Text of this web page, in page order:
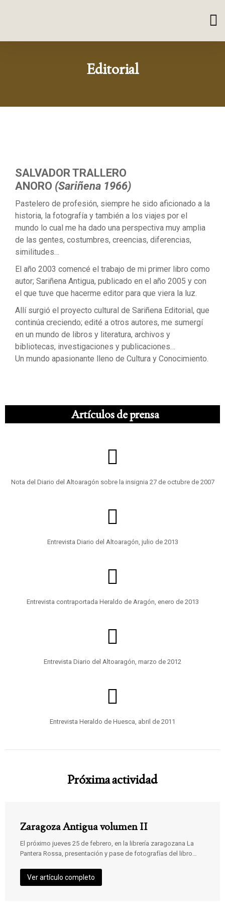
Editorial
SALVADOR TRALLERO
ANORO (Sariñena 1966)
Pastelero de profesión, siempre he sido aficionado a la
historia, la fotografía y también a los viajes por el
mundo lo cual me ha dado una perspectiva muy amplia
de las gentes, costumbres, creencias, diferencias,
similitudes…
El año 2003 comencé el trabajo de mi primer libro como
autor; Sariñena Antigua, publicado en el año 2005 y con
el que tuve que hacerme editor para que viera la luz.
Allí surgió el proyecto cultural de Sariñena Editorial, que
continúa creciendo; edité a otros autores, me sumergí
en un mundo de libros y literatura, archivos y
bibliotecas, investigaciones y publicaciones…
Un mundo apasionante lleno de Cultura y Conocimiento.
Artículos de prensa
Nota del Diario del Altoaragón sobre la insignia 27 de octubre de 2007
Entrevista Diario del Altoaragón, julio de 2013
Entrevista contraportada Heraldo de Aragón, enero de 2013
Entrevista Diario del Altoaragón, marzo de 2012
Entrevista Heraldo de Huesca, abril de 2011
Próxima actividad
Zaragoza Antigua volumen II
El próximo jueves 25 de febrero, en la librería zaragozana La
Pantera Rossa, presentación y pase de fotografías del libro…
Ver artículo completo